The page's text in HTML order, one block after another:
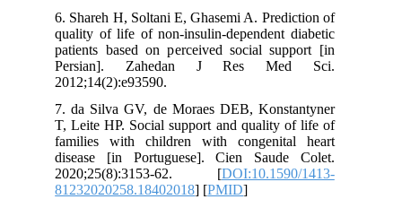
6. Shareh H, Soltani E, Ghasemi A.
quality of life of non-insulin-
patients based on perceived social
Persian]. Zahedan J Res
7. da Silva GV, de Moraes DEB,
T, Leite HP. Social support and
families with children with
disease [in Portuguese]. Cien
2020;25(8):3153-62. [
81232020258.18402018